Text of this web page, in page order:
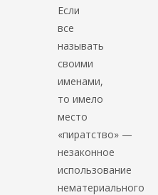
Если
все
называть
своими
именами,
то имело
место
«пиратство» —
незаконное
использование
нематериального